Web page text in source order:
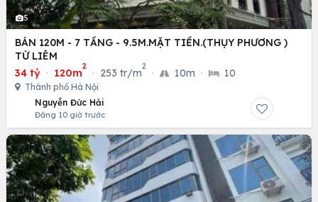
5
BÁN 120M - 7 TẦNG - 9.5M.MẶT TIỀN.(THỤY PHƯƠNG )
TỪ LIÊM
34 tỷ · 120m
2
· 253 tr/m
2
· 10m · 10
Thành phố Hà Nội
Nguyễn Đức Hải
Đăng 10 giờ trước